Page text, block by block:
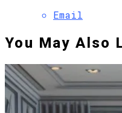
Email
You May Also